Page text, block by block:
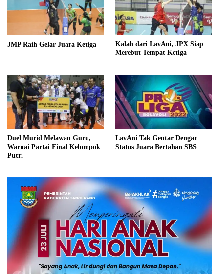
JMP Raih Gelar Juara Ketiga
Kalah dari LavAni, JPX Siap
Merebut Tempat Ketiga
Duel Murid Melawan Guru,
Warnai Partai Final Kelompok
Putri
LavAni Tak Gentar Dengan
Status Juara Bertahan SBS